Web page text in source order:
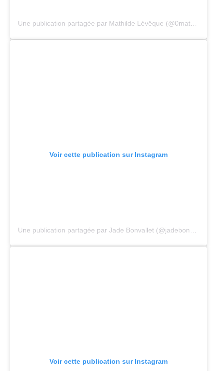
Voir cette publication sur Instagram
Une publication partagée par Jade Bonvallet (@jadebonvallet)
Voir cette publication sur Instagram